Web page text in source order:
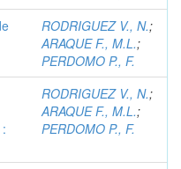
RODRIGUEZ V., N.;
ARAQUE F., M.L.;
PERDOMO P., F.
RODRIGUEZ V., N.;
ARAQUE F., M.L.;
PERDOMO P., F.